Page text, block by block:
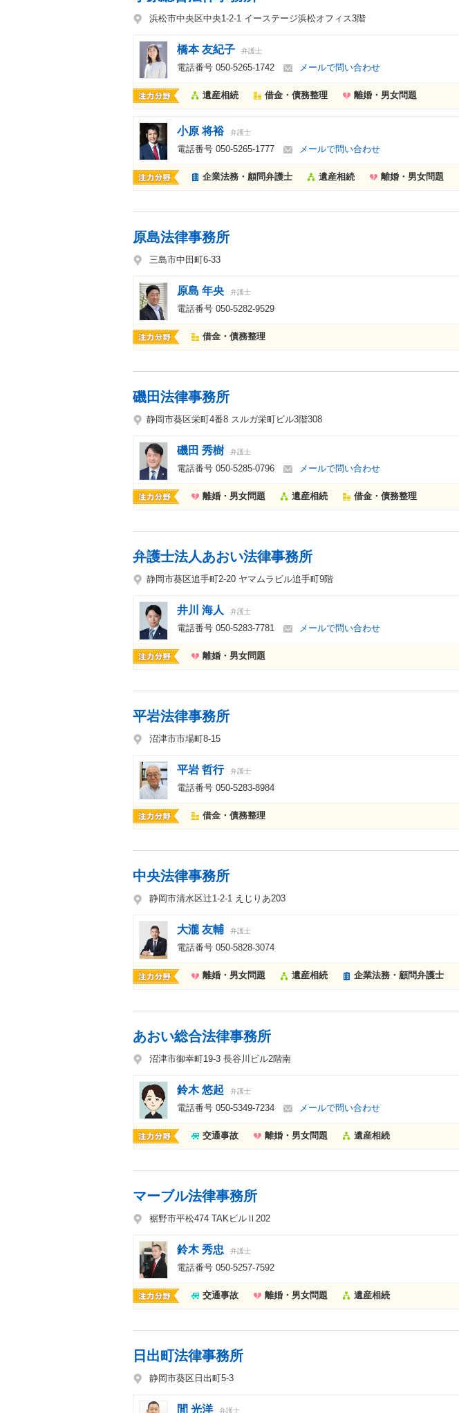
浜松市中央区中央1-2-1 イーステージ浜松オフィス3階
橋本 友紀子 弁護士
電話番号 050-5265-1742 メールで問い合わせ
遺産相続 借金・債務整理 離婚・男女問題
小原 将裕 弁護士
電話番号 050-5265-1777 メールで問い合わせ
企業法務・顧問弁護士 遺産相続 離婚・男女問題
原島法律事務所
三島市中田町6-33
原島 年央 弁護士
電話番号 050-5282-9529
借金・債務整理
磯田法律事務所
静岡市葵区栄町4番8 スルガ栄町ビル3階308
磯田 秀樹 弁護士
電話番号 050-5285-0796 メールで問い合わせ
離婚・男女問題 遺産相続 借金・債務整理
弁護士法人あおい法律事務所
静岡市葵区追手町2-20 ヤマムラビル追手町9階
井川 海人 弁護士
電話番号 050-5283-7781 メールで問い合わせ
離婚・男女問題
平岩法律事務所
沼津市市場町8-15
平岩 哲行 弁護士
電話番号 050-5283-8984
借金・債務整理
中央法律事務所
静岡市清水区辻1-2-1 えじりあ203
大瀧 友輔 弁護士
電話番号 050-5828-3074
離婚・男女問題 遺産相続 企業法務・顧問弁護士
あおい総合法律事務所
沼津市御幸町19-3 長谷川ビル2階南
鈴木 悠起 弁護士
電話番号 050-5349-7234 メールで問い合わせ
交通事故 離婚・男女問題 遺産相続
マーブル法律事務所
裾野市平松474 TAKビルⅡ202
鈴木 秀忠 弁護士
電話番号 050-5257-7592
交通事故 離婚・男女問題 遺産相続
日出町法律事務所
静岡市葵区日出町5-3
間 光洋 弁護士